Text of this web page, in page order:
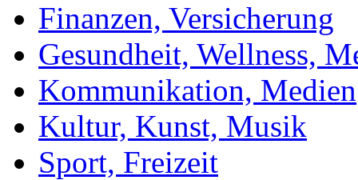
Finanzen, Versicherung
Gesundheit, Wellness,
Kommunikation, Medien
Kultur, Kunst, Musik
Sport, Freizeit